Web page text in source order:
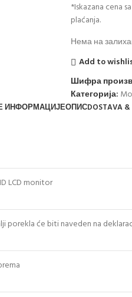
*Iskazana cena
plaćanja.
Нема на
Add to
Шифра
Категорија:
ИНФОРМАЦИЈЕОПИСDOSTAVA &
LCD monitor
porekla će biti naveden na